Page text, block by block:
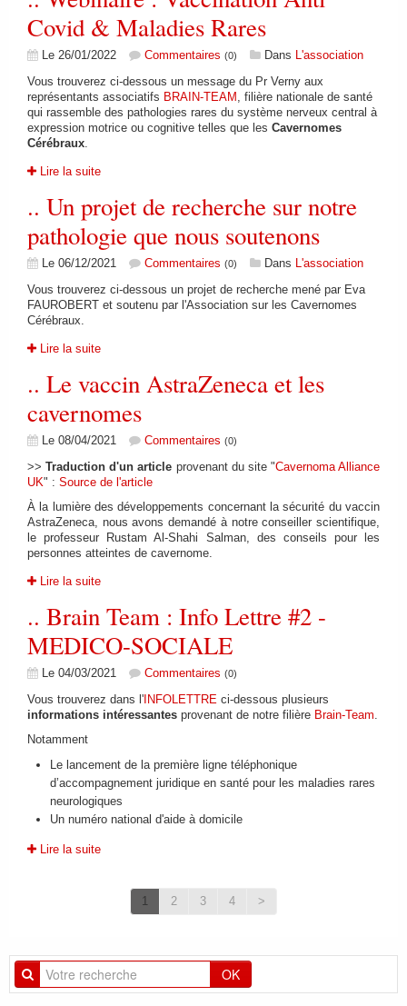
Covid & Maladies Rares
Le 26/01/2022 Commentaires (0) Dans
L'association
Vous trouverez ci-dessous un message du Pr Verny aux
représentants associatifs BRAIN-TEAM
, filière nationale de santé
qui rassemble des pathologies rares du système nerveux central à
expression motrice ou cognitive telles que les Cavernomes
Cérébraux
Lire la suite
.. Un projet de recherche sur notre
pathologie que nous soutenons
Le 06/12/2021 Commentaires (0) Dans
L'association
Vous trouverez ci-dessous un projet de recherche mené par Eva
FAUROBERT et soutenu par l'Association sur les Cavernomes
Cérébraux.
Lire la suite
.. Le vaccin AstraZeneca et les
cavernomes
Le 08/04/2021 Commentaires (0)
>>Traduction d'un article provenant du site "Cavernoma Alliance
UK" : Source de l'article
À la lumière des développements concernant la sécurité du vaccin
AstraZeneca, nous avons demandé à notre conseiller scientifique,
le professeur Rustam Al-Shahi Salman, des conseils pour les
personnes atteintes de cavernome.
Lire la suite
.. Brain Team : Info Lettre #2 -
MEDICO-SOCIALE
Le 04/03/2021 Commentaires (0)
Vous trouverez dans l' INFOLETTRE ci-dessous plusieurs
informations intéressantes provenant de notre filière Brain-Team
Notamment
Le lancement de la première ligne téléphonique
d’accompagnement juridique en santé pour les maladies rares
neurologiques
Un numéro national d'aide à domicile
Lire la suite
1 2 3 4 >
OK